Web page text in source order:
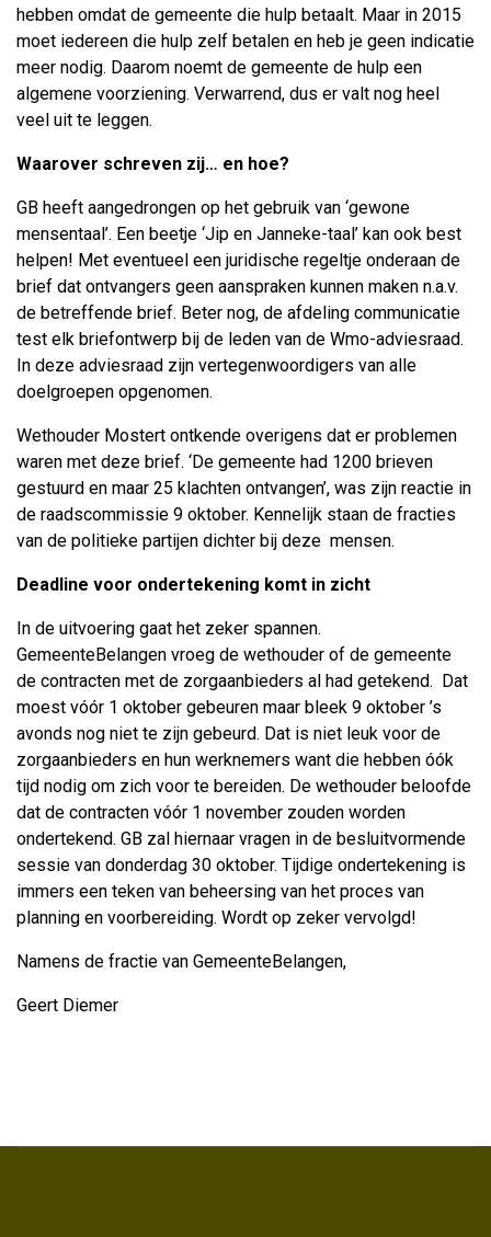
hebben omdat de gemeente die hulp betaalt. Maar in 2015
moet iedereen die hulp zelf betalen en heb je geen indicatie
meer nodig. Daarom noemt de gemeente de hulp een
algemene voorziening. Verwarrend, dus er valt nog heel
veel uit te leggen.
Waarover schreven zij… en hoe?
GB heeft aangedrongen op het gebruik van ‘gewone
mensentaal’. Een beetje ‘Jip en Janneke-taal’ kan ook best
helpen! Met eventueel een juridische regeltje onderaan de
brief dat ontvangers geen aanspraken kunnen maken n.a.v.
de betreffende brief. Beter nog, de afdeling communicatie
test elk briefontwerp bij de leden van de Wmo-adviesraad.
In deze adviesraad zijn vertegenwoordigers van alle
doelgroepen opgenomen.
Wethouder Mostert ontkende overigens dat er problemen
waren met deze brief. ‘De gemeente had 1200 brieven
gestuurd en maar 25 klachten ontvangen’, was zijn reactie in
de raadscommissie 9 oktober. Kennelijk staan de fracties
van de politieke partijen dichter bij deze mensen.
Deadline voor ondertekening komt in zicht
In de uitvoering gaat het zeker spannen.
GemeenteBelangen vroeg de wethouder of de gemeente
de contracten met de zorgaanbieders al had getekend. Dat
moest vóór 1 oktober gebeuren maar bleek 9 oktober ’s
avonds nog niet te zijn gebeurd. Dat is niet leuk voor de
zorgaanbieders en hun werknemers want die hebben óók
tijd nodig om zich voor te bereiden. De wethouder beloofde
dat de contracten vóór 1 november zouden worden
ondertekend. GB zal hiernaar vragen in de besluitvormende
sessie van donderdag 30 oktober. Tijdige ondertekening is
immers een teken van beheersing van het proces van
planning en voorbereiding. Wordt op zeker vervolgd!
Namens de fractie van GemeenteBelangen,
Geert Diemer